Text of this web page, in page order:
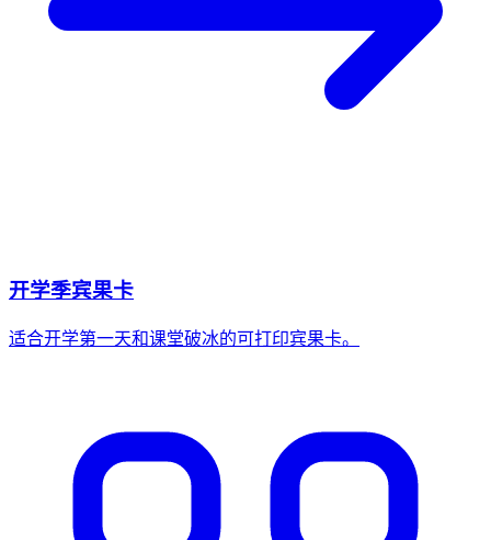
开学季宾果卡
适合开学第一天和课堂破冰的可打印宾果卡。